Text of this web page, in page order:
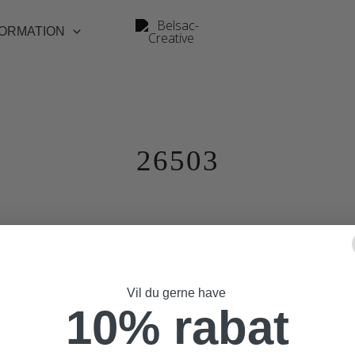
26503
Vil du gerne have
10% rabat